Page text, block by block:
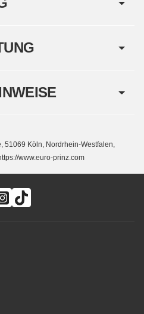
51069 Köln, Nordrhein-Westfalen,
www.euro-prinz.com